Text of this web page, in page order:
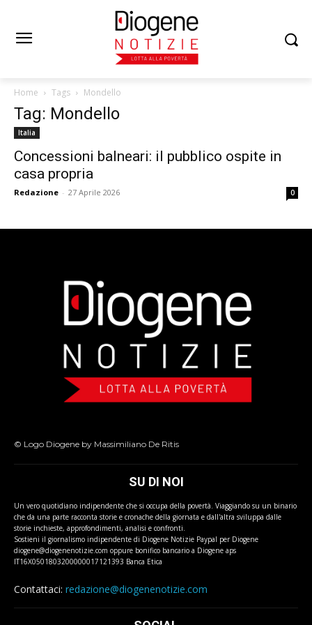
Home Tags Mondello
Tag: Mondello
Italia
Concessioni balneari: il pubblico ospite in
casa propria
Redazione - 27 Aprile 2026 0
© Logo Diogene by Massimiliano De Ritis
SU DI NOI
Un vero quotidiano indipendente che si occupa della povertà. Viaggiando su un binario
che da una parte racconta storie e cronache della giornata e dall'altra sviluppa dalle
storie inchieste, approfondimenti, analisi e confronti.
Sostieni il giornalismo indipendente di Diogene Notizie Paypal per Diogene
diogene@diogenenotizie.com oppure bonifico bancario a Diogene aps
IT16X0501803200000017121393 Banca Etica
Contattaci: redazione@diogenenotizie.com